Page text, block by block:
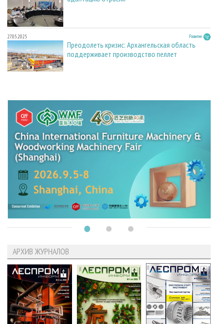
27.05.2025 Развитие
Преодолеть кризис: Архангельская область
поддерживает производство пеллет
АРХИВ ЖУРНАЛОВ